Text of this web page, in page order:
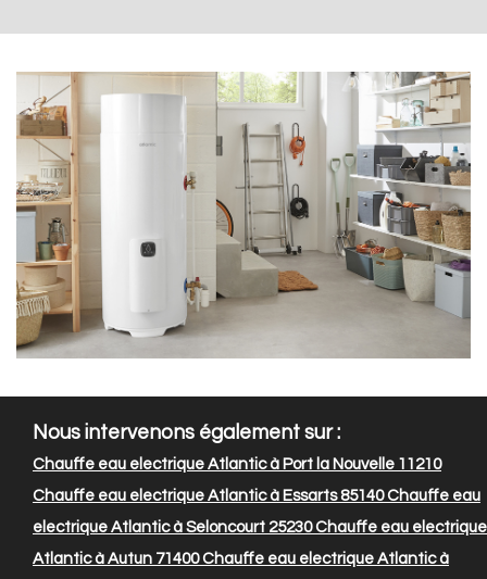
Nous intervenons également sur :
Chauffe eau electrique Atlantic à Port la Nouvelle 11210
Chauffe eau electrique Atlantic à Essarts 85140Chauffe eau
electrique Atlantic à Seloncourt 25230Chauffe eau electrique
Atlantic à Autun 71400Chauffe eau electrique Atlantic à